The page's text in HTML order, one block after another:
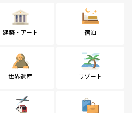
建築・アート 宿泊
世界遺産 リゾート